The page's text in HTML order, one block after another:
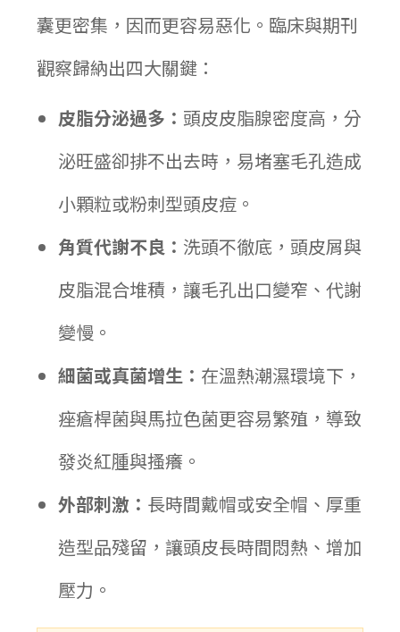
囊更密集，因而更容易惡化。臨床與期刊
觀察歸納出四大關鍵：
皮脂分泌過多： 頭皮皮脂腺密度高，分
泌旺盛卻排不出去時，易堵塞毛孔造成
小顆粒或粉刺型頭皮痘。
角質代謝不良： 洗頭不徹底，頭皮屑與
皮脂混合堆積，讓毛孔出口變窄、代謝
變慢。
細菌或真菌增生： 在溫熱潮濕環境下，
痤瘡桿菌與馬拉色菌更容易繁殖，導致
發炎紅腫與搔癢。
外部刺激： 長時間戴帽或安全帽、厚重
造型品殘留，讓頭皮長時間悶熱、增加
壓力。